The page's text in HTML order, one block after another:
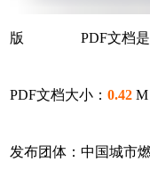
版 PDF文档是
PDF文档大小：0.42
发布团体：中国城市